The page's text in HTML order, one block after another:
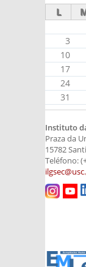
L
3
10
17
24
31
Instituto
Praza da
15782
Teléfono: